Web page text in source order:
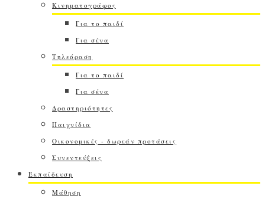
Κινηματογράφος
Για το παιδί
Για σένα
Τηλεόραση
Για το παιδί
Για σένα
Δραστηριότητες
Παιχνίδια
Οικονομικές - δωρεάν προτάσεις
Συνεντεύξεις
Εκπαίδευση
Μάθηση